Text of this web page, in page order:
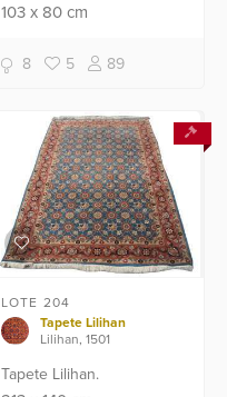
103 x80 cm
8 5 89
LOTE 204
Tapete Lilihan
Lilihan, 1501
Tapete Lilihan.